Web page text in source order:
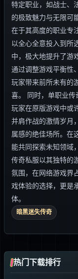
特定职业，如战士、
的极致魅力与无限可
在于其高度的职业专
以全心全意投入到所
中，极大地提升了游
通过调整游戏平衡性
玩家带来前所未有的
喜。 同时，单职业
玩家在原版游戏中或
并肩作战的激情岁月
属感的绝佳场所。在
能共同探索未知领域
传奇私服以其独特的
氛围，在网络游戏界
戏体验的选择，更是
体。
暗黑迷失传奇
热门下载排行